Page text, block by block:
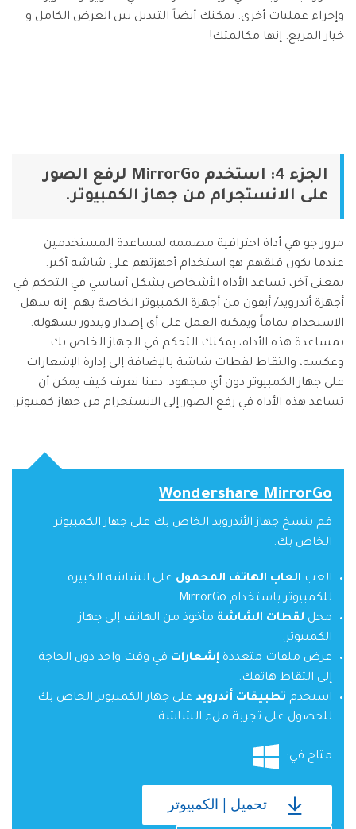
وإجراء عمليات أخرى. يمكنك أيضاً التبديل بين العرض الكامل و
خيار المربع. إنها مكالمتك!
الجزء 4: استخدم MirrorGo لرفع الصور
على الانستجرام من جهاز الكمبيوتر.
مرور جو هي أداة احترافية مصممه لمساعدة المستخدمين
عندما يكون قلقهم هو استخدام أجهزتهم على شاشه أكبر.
بمعنى آخر، تساعد الأداه الأشخاص بشكل أساسي في التحكم في
أجهزة أندرويد/ أيفون من أجهزة الكمبيوتر الخاصة بهم. إنه سهل
الاستخدام تماماً ويمكنه العمل على أي إصدار ويندوز بسهولة.
بمساعدة هذه الأداه، يمكنك التحكم في الجهاز الخاص بك
وعكسه، والتقاط لقطات شاشة بالإضافة إلى إدارة الإشعارات
على جهاز الكمبيوتر دون أي مجهود. دعنا نعرف كيف يمكن أن
تساعد هذه الأداه في رفع الصور إلى الانستجرام من جهاز كمبيوتر.
Wondershare MirrorGo
قم بنسخ جهاز الأندرويد الخاص بك على جهاز الكمبيوتر
الخاص بك.
العب العاب الهاتف المحمول على الشاشة الكبيرة
للكمبيوتر باستخدام MirrorGo.
محل لقطات الشاشة مأخوذ من الهاتف إلى جهاز
الكمبيوتر.
عرض ملفات متعددة إشعارات في وقت واحد دون الحاجة
إلى التقاط هاتفك.
استخدم تطبيقات أندرويد على جهاز الكمبيوتر الخاص بك
للحصول على تجربة ملء الشاشة.
متاح في:
تحميل | الكمبيوتر